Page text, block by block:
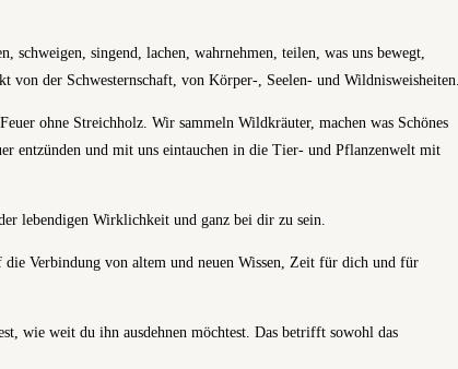
singend, lachen, wahrnehmen, teilen, was uns bewegt,
von der Schwesternschaft, von Körper-, Seelen- und Wildnisweisheiten.
ohne Streichholz. Wir sammeln Wildkräuter, machen was Schönes
entzünden und mit uns eintauchen in die Tier- und Pflanzenwelt mit
lebendigen Wirklichkeit und ganz bei dir zu sein.
Verbindung von altem und neuen Wissen, Zeit für dich und für
wie weit du ihn ausdehnen möchtest. Das betrifft sowohl das